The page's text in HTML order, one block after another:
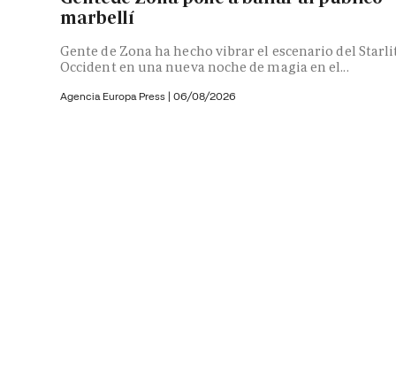
marbellí
Gente de Zona ha hecho vibrar el escenario del
Occident en una nueva noche de magia en el...
Agencia Europa Press | 06/08/2026